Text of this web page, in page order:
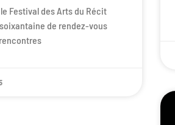
Festival des Arts du Récit
de rendez-vous